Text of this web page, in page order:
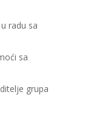
radu sa
sa
grupa